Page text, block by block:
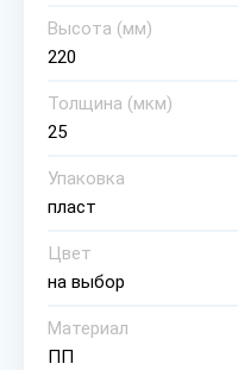
Высота (мм)
220
Толщина (мкм)
25
Упаковка
пласт
Цвет
на выбор
Материал
ПП